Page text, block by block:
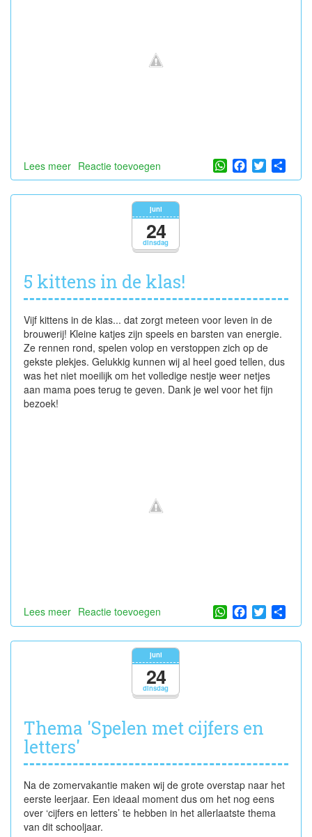
Lees meer over
Frietjesdag
Reactie toevoegen WhatsApp
Facebook
Twitter
dinsdag
juni
24
5 kittens in de klas!
Vijf kittens in de klas... dat zorgt meteen voor leven in de
brouwerij! Kleine katjes zijn speels en barsten van energie.
Ze rennen rond, spelen volop en verstoppen zich op de
gekste plekjes. Gelukkig kunnen wij al heel goed tellen, dus
was het niet moeilijk om het volledige nestje weer netjes
aan mama poes terug te geven. Dank je wel voor het fijn
bezoek!
Lees meer over
5
kittens
Reactie toevoegen WhatsApp
Facebook
Twitter
dinsdag
juni
24
Thema 'Spelen met cijfers en
letters'
Na de zomervakantie maken wij de grote overstap naar het
eerste leerjaar. Een ideaal moment dus om het nog eens
over ‘cijfers en letters’ te hebben in het allerlaatste thema
van dit schooljaar.